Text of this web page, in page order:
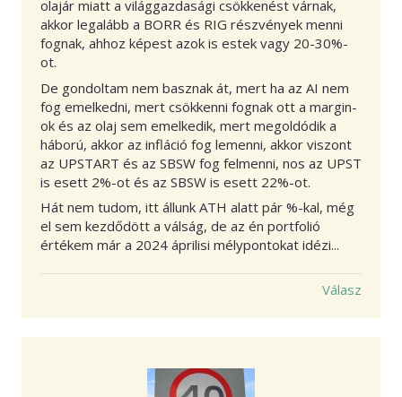
olajár miatt a világgazdasági csökkenést várnak,
akkor legalább a BORR és RIG részvények menni
fognak, ahhoz képest azok is estek vagy 20-30%-
ot.
De gondoltam nem basznak át, mert ha az AI nem
fog emelkedni, mert csökkenni fognak ott a margin-
ok és az olaj sem emelkedik, mert megoldódik a
háború, akkor az infláció fog lemenni, akkor viszont
az UPSTART és az SBSW fog felmenni, nos az UPST
is esett 2%-ot és az SBSW is esett 22%-ot.
Hát nem tudom, itt állunk ATH alatt pár %-kal, még
el sem kezdődött a válság, de az én portfolió
értékem már a 2024 áprilisi mélypontokat idézi...
Válasz